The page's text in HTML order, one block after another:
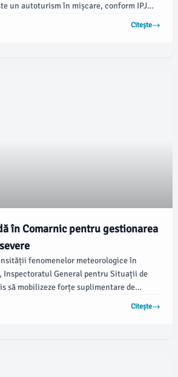
un autoturism în mișcare, conform IPJ
rapid echipele de intervenție, care
victimele, informează Mediafax.
Citește
în Comarnic pentru gestionarea
fenomenelor meteorologice în
Inspectoratul General pentru Situații de
să mobilizeze forțe suplimentare de
colaborând cu ISU Prahova, se află în
provocărilor generate de condițiile
Citește